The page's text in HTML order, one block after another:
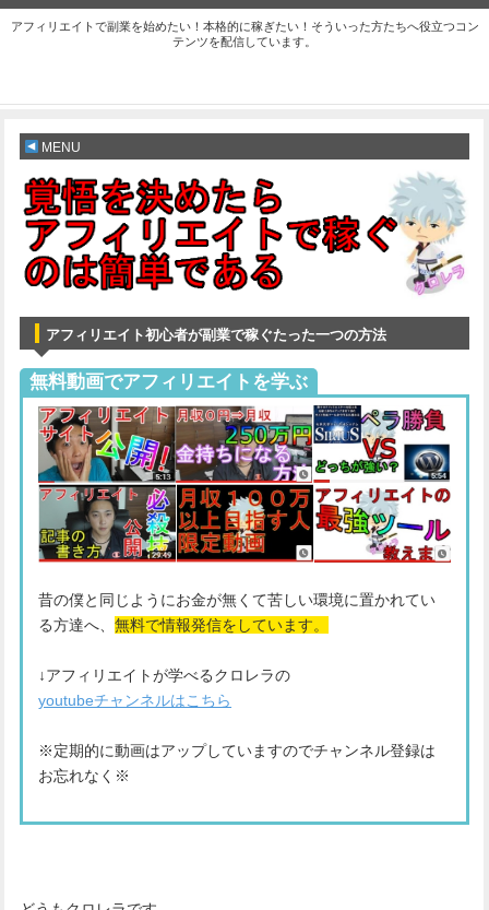
アフィリエイトで副業を始めたい！本格的に稼ぎたい！そういった方たちへ役立つコン
テンツを配信しています。
MENU
アフィリエイト初心者が副業で稼ぐたった一つの方法
無料動画でアフィリエイトを学ぶ
昔の僕と同じようにお金が無くて苦しい環境に置かれてい
る方達へ、無料で情報発信をしています。
↓アフィリエイトが学べるクロレラの
youtubeチャンネルはこちら
※定期的に動画はアップしていますのでチャンネル登録は
お忘れなく※